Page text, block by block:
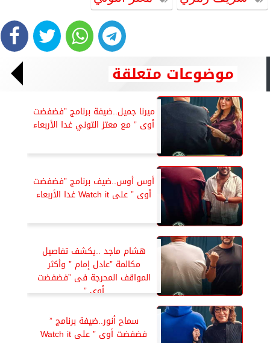
موضوعات متعلقة
ميرنا جميل..ضيفة برنامج ”فضفضت
أوى ” مع معتز التوني غدا الأربعاء
أوس أوس..ضيف برنامج ”فضفضت
أوى ” على Watch it غدا الأربعاء
هشام ماجد ..يكشف تفاصيل
مكالمة ”عادل إمام ” وأكثر
المواقف المحرجة فى ”فضفضت
أوى ”
سماح أنور..ضيفة برنامج ”
فضفضت أوى ” على Watch it